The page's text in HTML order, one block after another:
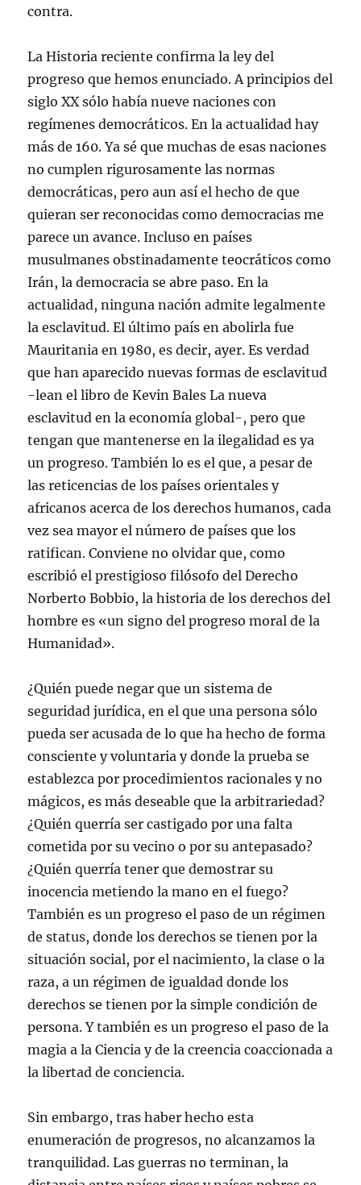
contra.
La Historia reciente confirma la ley del
progreso que hemos enunciado. A principios del
siglo XX sólo había nueve naciones con
regímenes democráticos. En la actualidad hay
más de 160. Ya sé que muchas de esas naciones
no cumplen rigurosamente las normas
democráticas, pero aun así el hecho de que
quieran ser reconocidas como democracias me
parece un avance. Incluso en países
musulmanes obstinadamente teocráticos como
Irán, la democracia se abre paso. En la
actualidad, ninguna nación admite legalmente
la esclavitud. El último país en abolirla fue
Mauritania en 1980, es decir, ayer. Es verdad
que han aparecido nuevas formas de esclavitud
-lean el libro de Kevin Bales La nueva
esclavitud en la economía global-, pero que
tengan que mantenerse en la ilegalidad es ya
un progreso. También lo es el que, a pesar de
las reticencias de los países orientales y
africanos acerca de los derechos humanos, cada
vez sea mayor el número de países que los
ratifican. Conviene no olvidar que, como
escribió el prestigioso filósofo del Derecho
Norberto Bobbio, la historia de los derechos del
hombre es «un signo del progreso moral de la
Humanidad».
¿Quién puede negar que un sistema de
seguridad jurídica, en el que una persona sólo
pueda ser acusada de lo que ha hecho de forma
consciente y voluntaria y donde la prueba se
establezca por procedimientos racionales y no
mágicos, es más deseable que la arbitrariedad?
¿Quién querría ser castigado por una falta
cometida por su vecino o por su antepasado?
¿Quién querría tener que demostrar su
inocencia metiendo la mano en el fuego?
También es un progreso el paso de un régimen
de status, donde los derechos se tienen por la
situación social, por el nacimiento, la clase o la
raza, a un régimen de igualdad donde los
derechos se tienen por la simple condición de
persona. Y también es un progreso el paso de la
magia a la Ciencia y de la creencia coaccionada a
la libertad de conciencia.
Sin embargo, tras haber hecho esta
enumeración de progresos, no alcanzamos la
tranquilidad. Las guerras no terminan, la